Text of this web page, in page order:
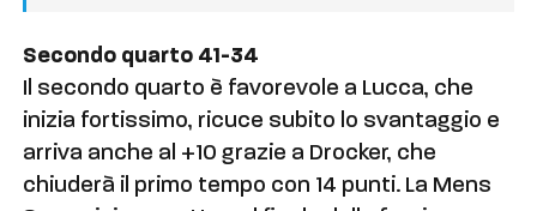
Secondo quarto 41-34
Il secondo quarto è favorevole a Lucca, che
inizia fortissimo, ricuce subito lo svantaggio e
arriva anche al +10 grazie a Drocker, che
chiuderà il primo tempo con 14 punti. La Mens